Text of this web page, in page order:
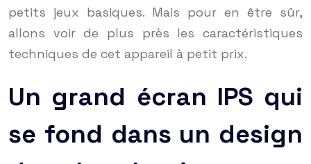
petits jeux basiques. Mais pour en être sûr,
allons voir de plus près les caractéristiques
techniques de cet appareil à petit prix.
Un grand écran IPS qui
se fond dans un design